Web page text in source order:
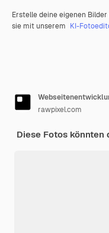
Erstelle deine eigenen
sie mit unserem KI-
rawpixel.com
Diese Fotos könnten